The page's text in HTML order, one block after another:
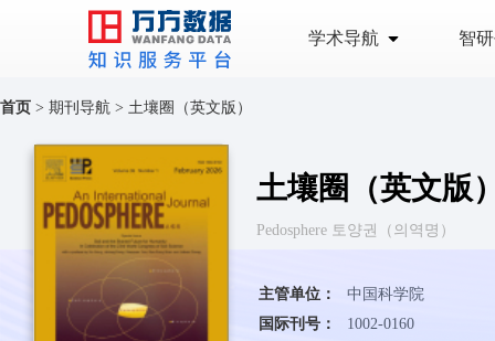
学术导航 智
首页 > 期刊导航 > 土壤圈（英文版）
土壤圈（英文版
Pedosphere 토양권（의역명）
主管单位：
中国科学院
国际刊号：
1002-0160